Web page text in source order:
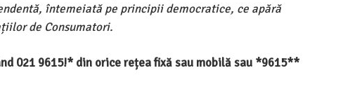
întemeiată pe principii democratice, ce apără
de Consumatori.
021 9615!* din orice rețea fixă sau mobilă sau *9615**